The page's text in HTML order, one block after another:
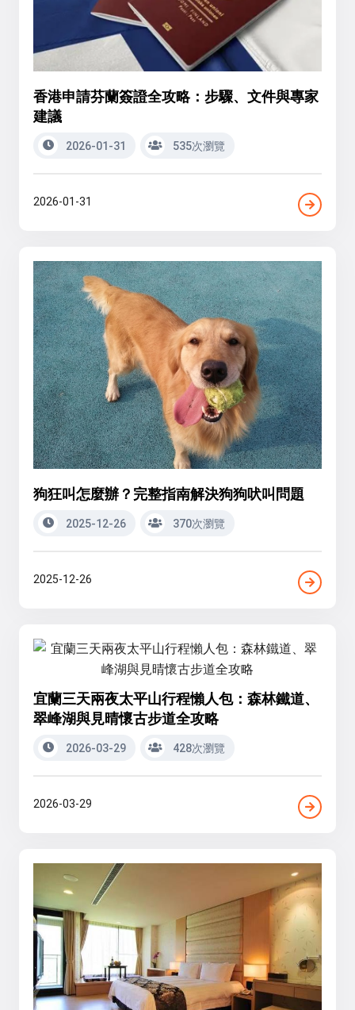
香港申請芬蘭簽證全攻略：步驟、文件與專家
建議
2026-01-31 535次瀏覽
2026-01-31
狗狂叫怎麼辦？完整指南解決狗狗吠叫問題
2025-12-26 370次瀏覽
2025-12-26
宜蘭三天兩夜太平山行程懶人包：森林鐵道、
翠峰湖與見晴懷古步道全攻略
2026-03-29 428次瀏覽
2026-03-29